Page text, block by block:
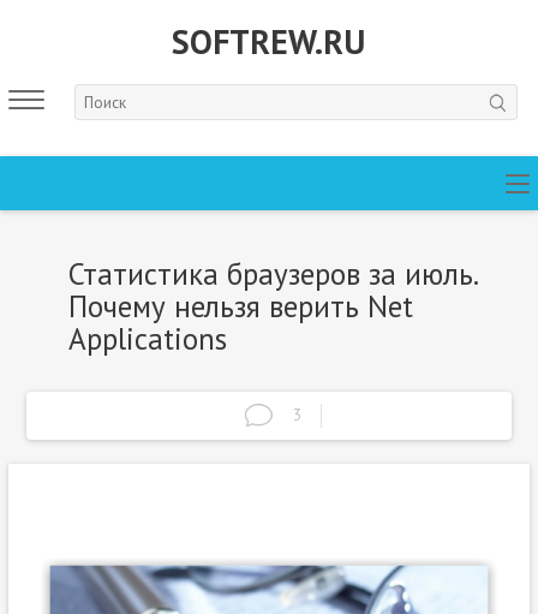
SOFTREW.RU
Статистика браузеров за июль.
Почему нельзя верить Net
Applications
3